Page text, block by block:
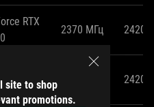
site to shop
promotions.
RTX
2370 МГц 2420
2420